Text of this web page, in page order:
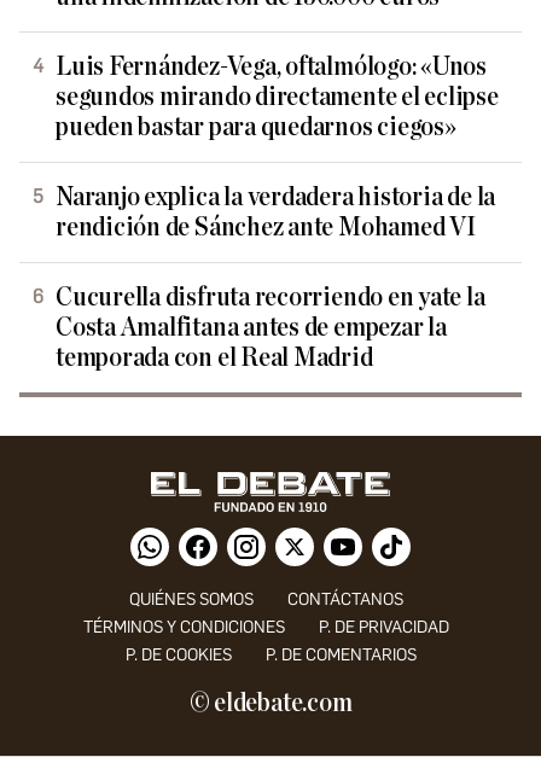
Luis Fernández-Vega, oftalmólogo: «Unos
segundos mirando directamente el eclipse
pueden bastar para quedarnos ciegos»
Naranjo explica la verdadera historia de la
rendición de Sánchez ante Mohamed VI
Cucurella disfruta recorriendo en yate la
Costa Amalfitana antes de empezar la
temporada con el Real Madrid
QUIÉNES SOMOS
CONTÁCTANOS
TÉRMINOS Y CONDICIONES
P. DE PRIVACIDAD
P. DE COOKIES
P. DE COMENTARIOS
© eldebate.com